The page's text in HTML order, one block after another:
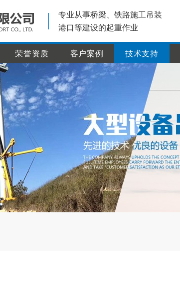
专业从事桥梁、铁路施工吊装
港口等建设的起重作业
荣誉资质 客户案例 技术支持